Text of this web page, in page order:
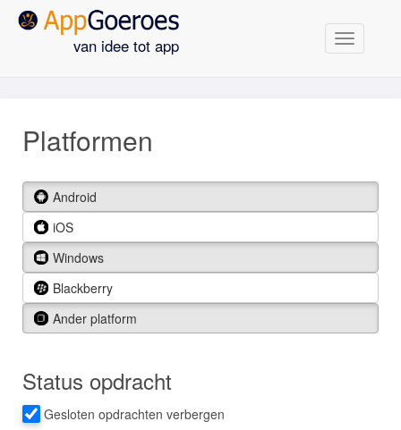
van idee tot app Navigatie
Platformen
Android
iOS
Windows
Blackberry
Ander platform
Status opdracht
Gesloten opdrachten verbergen